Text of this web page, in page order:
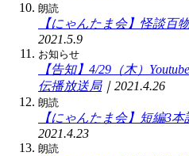
朗読
【にゃんたま会】怪談百
2021.5.9
お知らせ
【告知】4/29（木）
伝播放送局｜2021.4.26
朗読
【にゃんたま会】短編3
2021.4.23
朗読